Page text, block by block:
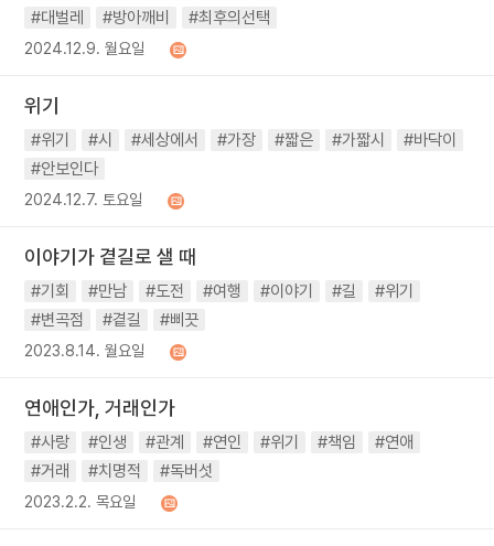
#대벌레
#방아깨비 #최후의선택
2024.12.9. 월요일
위기
#위기 #시 #세상에서 #가장 #짧은 #가짧시
#바닥이
#안보인다
2024.12.7. 토요일
이야기가 곁길로 샐 때
#기회 #만남 #도전 #여행 #이야기 #길
#위기
#변곡점
#곁길 #삐끗
2023.8.14. 월요일
연애인가, 거래인가
#사랑 #인생 #관계 #연인 #위기 #책임
#연애
#거래
#치명적 #독버섯
2023.2.2. 목요일